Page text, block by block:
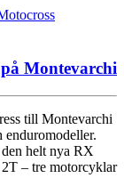
Montevarchi
till Montevarchi
enduromodeller.
helt nya RX
– tre motorcyklar